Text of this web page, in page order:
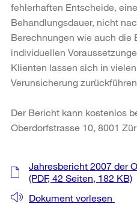
fehlerhaften Entscheide,
Behandlungsdauer, nicht
Berechnungen wie auch die
individuellen
Klienten lassen sich in
Verunsicherung zurückführen.
Der Bericht kann kostenlos
Oberdorfstrasse 10, 8001
Weitere
Informationen
Jahresbericht 2007 der
(PDF, 42 Seiten, 182 KB)
Dokument vorlesen